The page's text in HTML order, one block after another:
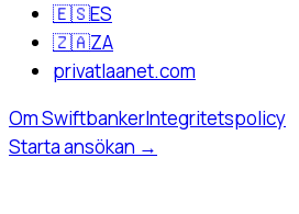
🇪🇸ES
🇿🇦ZA
privatlaanet.com
Om SwiftbankerIntegritetspolicy
Starta ansökan →